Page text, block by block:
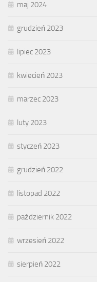
maj 2024
grudzień 2023
lipiec 2023
kwiecień 2023
marzec 2023
luty 2023
styczeń 2023
grudzień 2022
listopad 2022
październik 2022
wrzesień 2022
sierpień 2022